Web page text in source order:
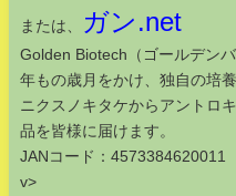
または、 ガン.net
Golden Biotech（ゴールデン
年もの歳月をかけ、独自の培
ニクスノキタケからアントロ
品を皆様に届けます。
JANコード：4573384620011
v>